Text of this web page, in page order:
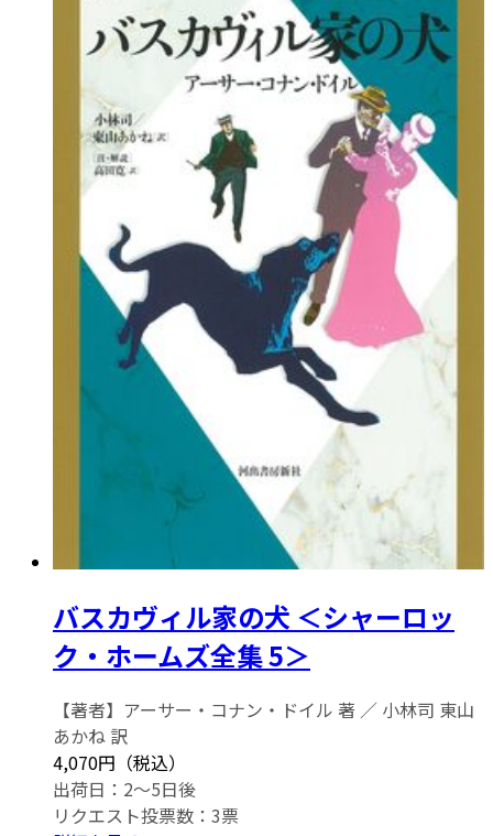
バスカヴィル家の犬 ＜シャーロッ
ク・ホームズ全集 5＞
【著者】アーサー・コナン・ドイル 著 ／ 小林司 東山
あかね 訳
4,070円（税込）
出荷日：2～5日後
リクエスト投票数： 3票